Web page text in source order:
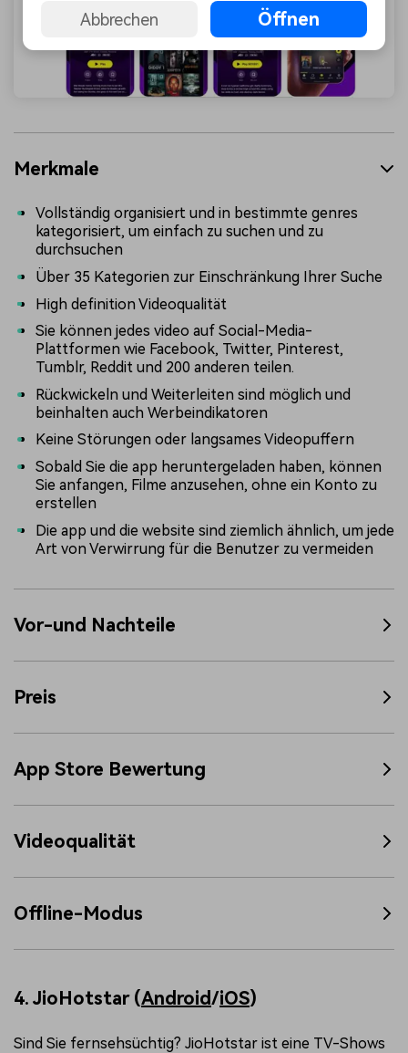
Merkmale
Vollständig organisiert und in bestimmte genres
kategorisiert, um einfach zu suchen und zu
durchsuchen
Über 35 Kategorien zur Einschränkung Ihrer Suche
High definition Videoqualität
Sie können jedes video auf Social-Media-
Plattformen wie Facebook, Twitter, Pinterest,
Tumblr, Reddit und 200 anderen teilen.
Rückwickeln und Weiterleiten sind möglich und
beinhalten auch Werbeindikatoren
Keine Störungen oder langsames Videopuffern
Sobald Sie die app heruntergeladen haben, können
Sie anfangen, Filme anzusehen, ohne ein Konto zu
erstellen
Die app und die website sind ziemlich ähnlich, um jede
Art von Verwirrung für die Benutzer zu vermeiden
Vor-und Nachteile
Preis
App Store Bewertung
Videoqualität
Offline-Modus
4. JioHotstar (Android/iOS)
Sind Sie fernsehsüchtig? JioHotstar ist eine TV-Shows
Abbrechen Öffnen